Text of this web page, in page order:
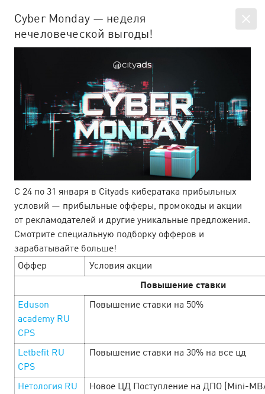
All news Company news & articles
E-com офферы на летней волне16
June’25
С 1 по 30 июня балансируем между золотым загаром и
золотыми цифрами. Лето манит на пляж, а каталог
Cityads — на щедрые ставки, бонусы и уникальные
промокоды. Сёрфь по офферам и прокачи…
LEARN MORE
Cyber Monday — неделя
нечеловеческой выгоды!
С 24 по 31 января в Cityads кибератака прибыльных
условий — прибыльные офферы, промокоды и акции
от рекламодателей и другие уникальные предложения.
Смотрите специальную подборку офферов и
зарабатывайте больше!
Оффер
Условия акции
Повышение ставки
Eduson
academy RU
CPS
Повышение ставки на 50%
Letbefit RU
CPS
Повышение ставки на 30% на все цд
Нетология RU
Новое ЦД Поступление на ДПО (Mini-